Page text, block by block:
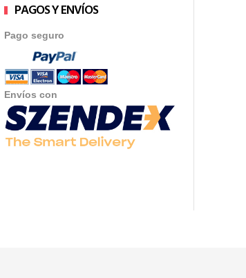
PAGOS Y ENVÍOS
Pago seguro
Envíos con